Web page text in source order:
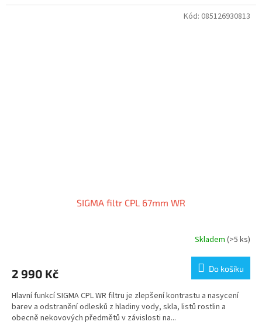
SIGMA filtr CPL 67mm WR
Skladem (>5 ks)
2 990 Kč Do košíku
Hlavní funkcí SIGMA CPL WR filtru je zlepšení kontrastu a nasycení
barev a odstranění odlesků z hladiny vody, skla, listů rostlin a
obecně nekovových předmětů v závislosti na...
Kód: 085126930813